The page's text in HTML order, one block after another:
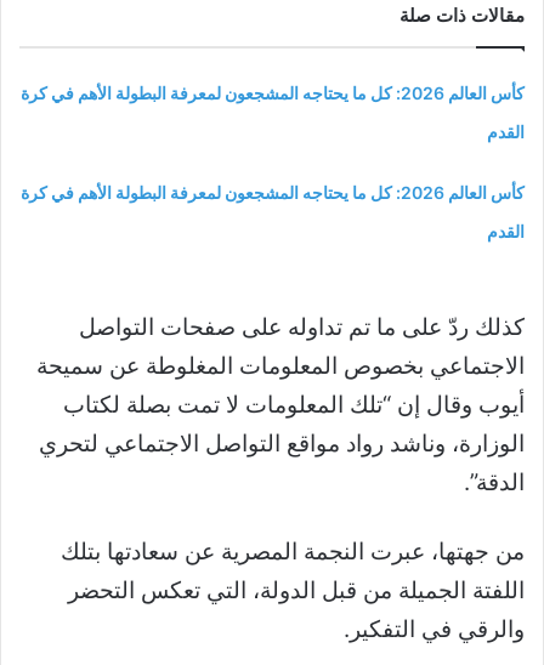
مقالات ذات صلة
كأس العالم 2026: كل ما يحتاجه المشجعون لمعرفة البطولة الأهم في كرة
القدم
كأس العالم 2026: كل ما يحتاجه المشجعون لمعرفة البطولة الأهم في كرة
القدم
كذلك ردّ على ما تم تداوله على صفحات التواصل
الاجتماعي بخصوص المعلومات المغلوطة عن سميحة
أيوب وقال إن “تلك المعلومات لا تمت بصلة لكتاب
الوزارة، وناشد رواد مواقع التواصل الاجتماعي لتحري
الدقة”.
من جهتها، عبرت النجمة المصرية عن سعادتها بتلك
اللفتة الجميلة من قبل الدولة، التي تعكس التحضر
والرقي في التفكير.